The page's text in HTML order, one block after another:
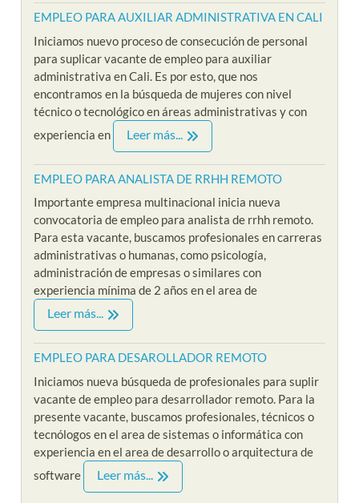
EMPLEO PARA AUXILIAR ADMINISTRATIVA EN CALI
Iniciamos nuevo proceso de consecución de personal
para suplicar vacante de empleo para auxiliar
administrativa en Cali. Es por esto, que nos
encontramos en la búsqueda de mujeres con nivel
técnico o tecnológico en áreas administrativas y con
experiencia en
Leer más...
EMPLEO PARA ANALISTA DE RRHH REMOTO
Importante empresa multinacional inicia nueva
convocatoria de empleo para analista de rrhh remoto.
Para esta vacante, buscamos profesionales en carreras
administrativas o humanas, como psicología,
administración de empresas o similares con
experiencia mínima de 2 años en el area de
Leer más...
EMPLEO PARA DESAROLLADOR REMOTO
Iniciamos nueva búsqueda de profesionales para suplir
vacante de empleo para desarrollador remoto. Para la
presente vacante, buscamos profesionales, técnicos o
tecnólogos en el area de sistemas o informática con
experiencia en el area de desarrollo o arquitectura de
software
Leer más...